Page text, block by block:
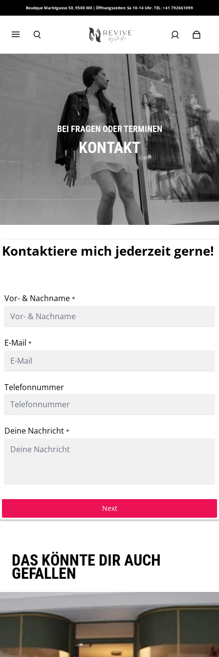
Boutique Marktgasse 50, 9500 Wil | Öffnungszeiten: Sa 10-14 Uhr. TEL: +41 792661099
BEI FRAGEN ODER TERMINEN
KONTAKT
Kontaktiere mich jederzeit gerne!
Vor- & Nachname *
E-Mail *
Telefonnummer
Deine Nachricht *
Next
DAS KÖNNTE DIR AUCH
GEFALLEN